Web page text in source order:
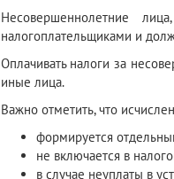
Несовершеннолетние
налогоплательщиками и
Оплачивать налоги за
иные лица.
Важно отметить, что
формируется
не включается в
в случае неуплаты в